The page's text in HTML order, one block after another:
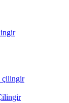
çilingir